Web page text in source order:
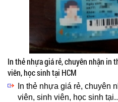
In thẻ nhựa giá rẻ, chuyên nhận in
viên, học sinh tại HCM
In thẻ nhựa giá rẻ, chuyên
viên, sinh viên, học sinh